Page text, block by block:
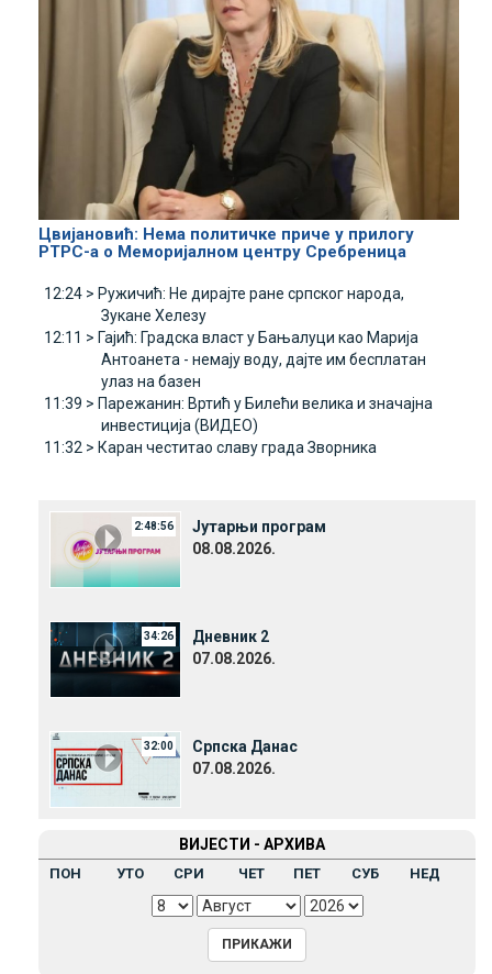
Цвијановић: Нема политичке приче у прилогу
РТРС-а о Меморијалном центру Сребреница
12:24 > Ружичић: Не дирајте ране српског народа,
Зукане Хелезу
12:11 > Гајић: Градска власт у Бањалуци као Марија
Антоанета - немају воду, дајте им бесплатан
улаз на базен
11:39 > Парежанин: Вртић у Билећи велика и значајна
инвестиција (ВИДЕО)
11:32 > Каран честитао славу града Зворника
2:48:56
Јутарњи програм
08.08.2026.
34:26
Дневник 2
07.08.2026.
32:00
Српска Данас
07.08.2026.
ВИЈЕСТИ - АРХИВА
ПОН УТО СРИ ЧЕТ ПЕТ СУБ НЕД